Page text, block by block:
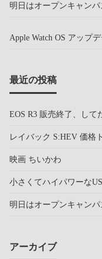
明日はオープンキャンパ
Apple Watch OS アップ
最近の投稿
EOS R3 販売終了、して
レイバック S:HEV 価格
映画 ちいかわ
小さくてハイパワーな
明日はオープンキャンパ
アーカイブ